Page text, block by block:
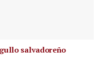
salvadoreño